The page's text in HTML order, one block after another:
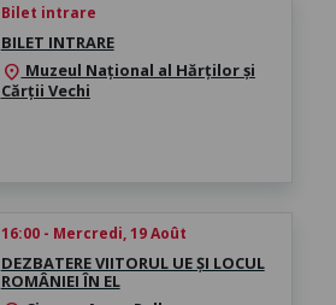
Bilet intrare
BILET INTRARE
location_on Muzeul Național al Hărților și
Cărții Vechi
16:00 - Mercredi, 19 Août
DEZBATERE VIITORUL UE ȘI LOCUL
ROMÂNIEI ÎN EL